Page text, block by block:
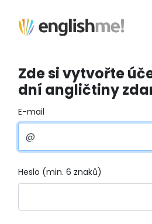
Zde si vytvořte
dní angličtiny
E-mail
Heslo (min. 6 znaků)